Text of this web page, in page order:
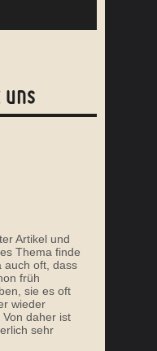
Artikel und
Thema finde
auch oft, dass
früh
sie es oft
wieder
daher ist
sehr